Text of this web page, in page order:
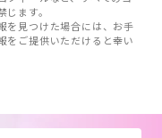
ます。
を見つけた場合には、お手
をご提供いただけると幸い